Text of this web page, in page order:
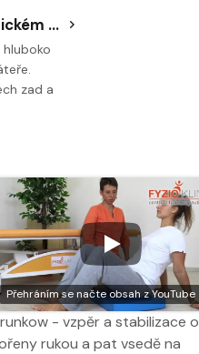
Cvičení na gymnastickém míči - napřimování páteře s oporou o horní a dolní končetinu křížem (se zúžením opory na dvě končetiny)
zad a
Přehráním se načte obsah z YouTube
- vzpěr a stabilizace o
rukou a pat vsedě na